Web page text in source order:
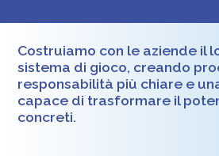
Costruiamo con le aziende il
sistema di gioco, creando
responsabilità più chiare e
capace di trasformare il
concreti.